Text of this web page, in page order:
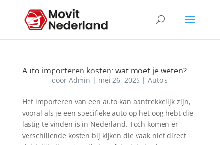
Auto importeren kosten: wat moet je weten?
doorAdmin | mei 26, 2025 |Auto's
Het importeren van een auto kan aantrekkelijk zijn,
vooral als je een specifieke auto op het oog hebt die
lastig te vinden is in Nederland. Toch komen er
verschillende kosten bij kijken die vaak niet direct